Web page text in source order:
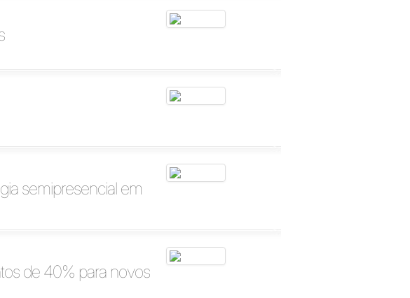
semipresencial em
de 40% para novos